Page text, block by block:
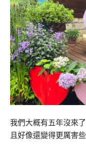
我們大概有五年沒來
且好像還變得更厲害